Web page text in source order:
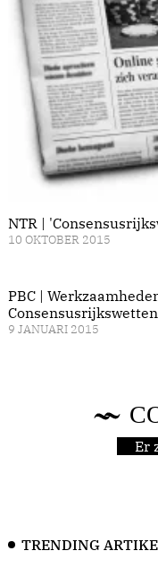
NTR |
10 OKTOBER 2015
PBC |
9 JANUARI 2015
Er
TRENDING